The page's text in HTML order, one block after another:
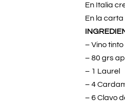
En Italia
En la
– Vino tinto
– 80 grs
– 1 Laurel
– 4
– 6 Clavo